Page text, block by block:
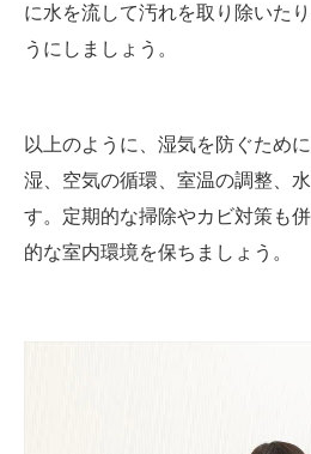
に水を流して汚れを取り除いた
うにしましょう。
以上のように、湿気を防ぐため
湿、空気の循環、室温の調整、
す。定期的な掃除やカビ対策も
的な室内環境を保ちましょう。